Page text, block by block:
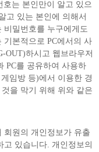
는 본인만이 알고 있으
고 있는 본인에 의해서
비밀번호를 누구에게도
본적으로 PC에서의 사
OUT)하시고 웹브라우저
PC를 공유하여 사용하
임방 등)에서 이용한 경
을 막기 위해 위와 같은
회원의 개인정보가 유출
있습니다. 개인정보의